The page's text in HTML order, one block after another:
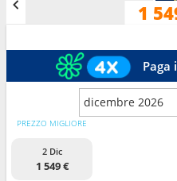
1
Paga
dicembre 2026
PREZZO MIGLIORE
2 Dic
1 549 €
Le nostre destinazioni
Mesi di partenza
Porti